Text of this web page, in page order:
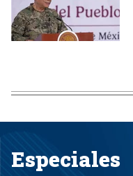
Especiales